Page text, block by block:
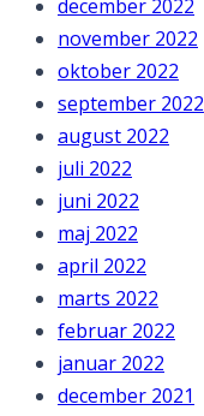
december 2022
november 2022
oktober 2022
september 2022
august 2022
juli 2022
juni 2022
maj 2022
april 2022
marts 2022
februar 2022
januar 2022
december 2021